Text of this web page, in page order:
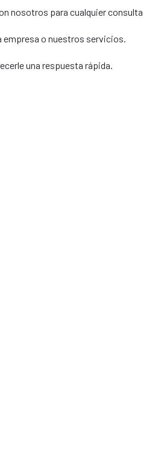
nosotros para cualquier consulta
empresa o nuestros servicios.
una respuesta rápida.